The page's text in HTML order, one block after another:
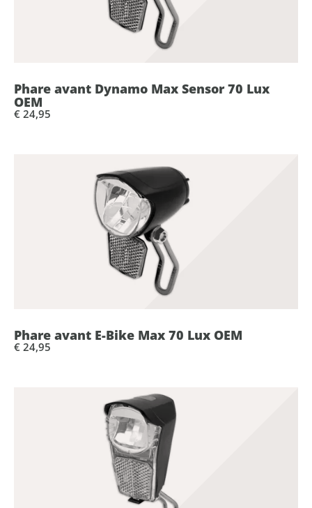
Phare avant Dynamo Max Sensor 70 Lux
OEM
€ 24,95
Phare avant E-Bike Max 70 Lux OEM
€ 24,95